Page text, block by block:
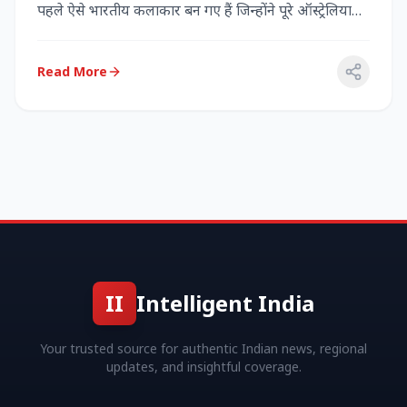
पहले ऐसे भारतीय कलाकार बन गए हैं जिन्होंने पूरे ऑस्ट्रेलिया
Read More
II Intelligent India
Your trusted source for authentic Indian news, regional
updates, and insightful coverage.